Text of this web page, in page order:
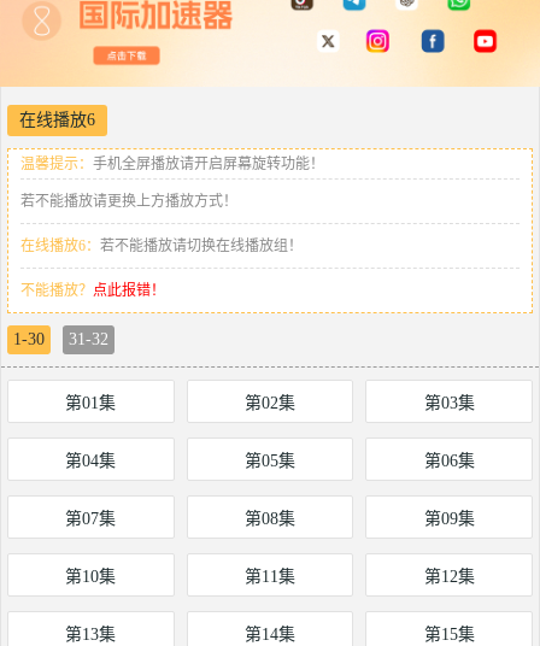
在线播放6
温馨提示： 手机全屏播放请开启屏幕旋转功能！
若不能播放请更换上方播放方式！
在线播放6： 若不能播放请切换在线播放组！
不能播放？ 点此报错！
1-30 31-32
第01集 第02集 第03集
第04集 第05集 第06集
第07集 第08集 第09集
第10集 第11集 第12集
第13集 第14集 第15集